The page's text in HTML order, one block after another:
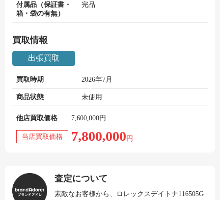
付属品（保証書・
箱・袋の有無）
完品
買取情報
出張買取
買取時期 2026年7月
商品状態 未使用
他店買取価格 7,600,000円
当店買取価格 7,800,000 円
査定について
素敵なお客様から、ロレックスデイトナ116505G